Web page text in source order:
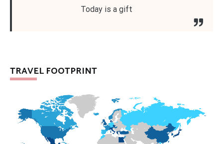
Today is a gift
TRAVEL FOOTPRINT